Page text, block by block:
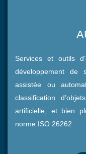
Services et outils
développement de
assistée ou
classification
artificielle, et bien
norme ISO 26262